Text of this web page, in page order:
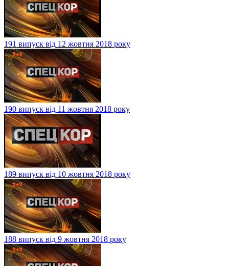
191 випуск від 12 жовтня 2018 року
190 випуск від 11 жовтня 2018 року
189 випуск від 10 жовтня 2018 року
188 випуск від 9 жовтня 2018 року